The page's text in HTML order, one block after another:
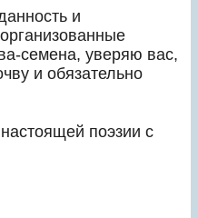
и
семена, уверяю вас,
и обязательно
поэзии с